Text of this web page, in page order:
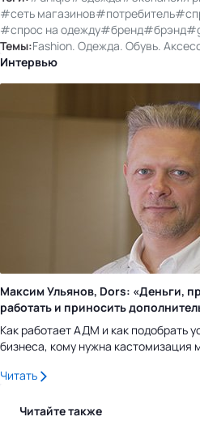
#сеть магазинов#потребитель
#спрос на одежду#бренд#брэнд
Темы:Fashion. Одежда. Обувь.
Интервью
Максим Ульянов, Dors: «Деньги,
работать и приносить
Как работает АДМ и как подобрать
бизнеса, кому нужна кастомизация
Читать
Читайте также